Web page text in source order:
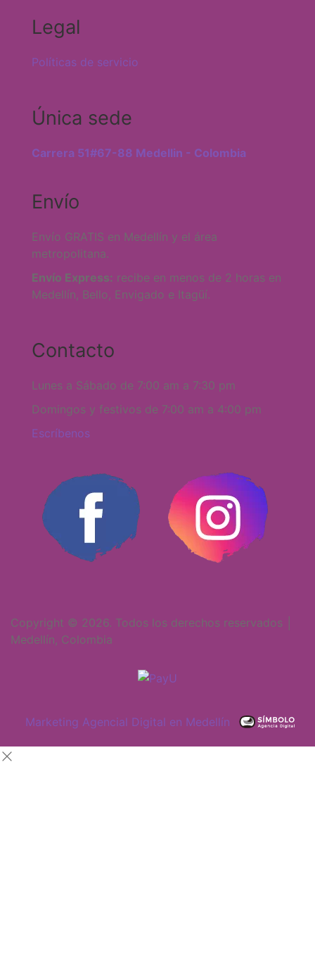
Legal
Políticas de servicio
Única sede
Carrera 51#67-88 Medellin - Colombia
Envío
Envío GRATIS en Medellín y el área
metropolitana.
Envío Express: recibe en menos de 2 horas en
Medellín, Bello, Envigado e Itagüí.
Contacto
Lunes a Sábado de 7:00 am a 7:30 pm
Domingos y festivos de 7:00 am a 4:00 pm
Escríbenos
Copyright © 2026. Todos los derechos reservados │
Medellín, Colombia
Marketing Agencial Digital en Medellín